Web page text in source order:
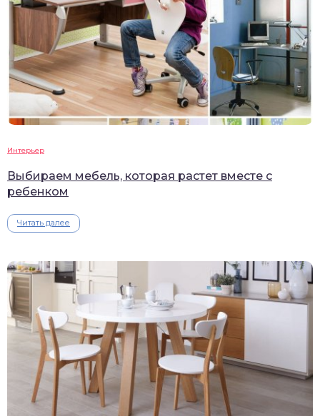
Интерьер
Выбираем мебель, которая растет вместе с
ребенком
Читать далее